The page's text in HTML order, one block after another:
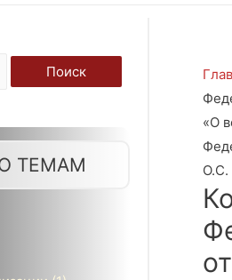
Поиск
ТЕМАМ
«О
О.С.